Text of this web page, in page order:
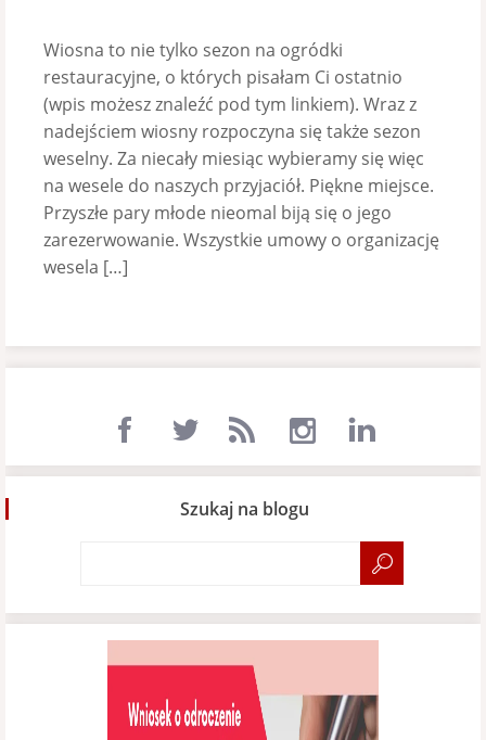
Wiosna to nie tylko sezon na ogródki
restauracyjne, o których pisałam Ci ostatnio
(wpis możesz znaleźć pod tym linkiem). Wraz z
nadejściem wiosny rozpoczyna się także sezon
weselny. Za niecały miesiąc wybieramy się więc
na wesele do naszych przyjaciół. Piękne miejsce.
Przyszłe pary młode nieomal biją się o jego
zarezerwowanie. Wszystkie umowy o organizację
wesela […]
Szukaj na blogu